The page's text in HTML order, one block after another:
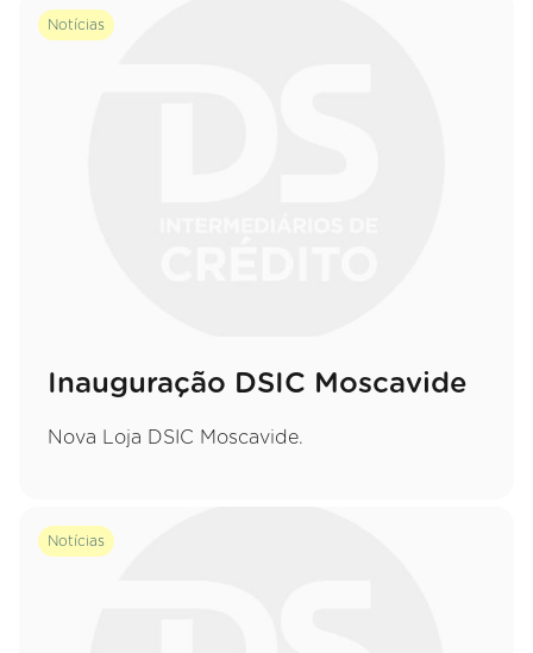
Notícias
Inauguração DSIC Moscavide
Nova Loja DSIC Moscavide.
Notícias